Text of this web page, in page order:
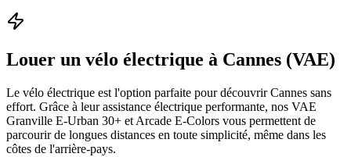
Louer un vélo électrique à Cannes (VAE)
Le vélo électrique est l'option parfaite pour découvrir Cannes sans
effort. Grâce à leur assistance électrique performante, nos VAE
Granville E-Urban 30+ et Arcade E-Colors vous permettent de
parcourir de longues distances en toute simplicité, même dans les
côtes de l'arrière-pays.